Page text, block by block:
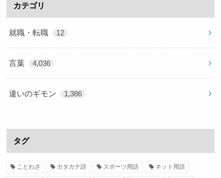
カテゴリ
就職・転職 12
言葉 4,036
違いのギモン 1,386
タグ
ことわざ カタカナ語 スポーツ用語 ネット用語